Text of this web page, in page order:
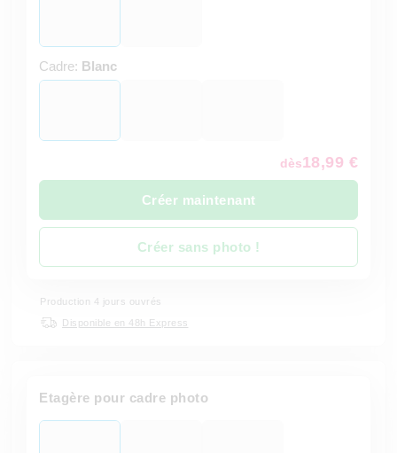
Cadre: Blanc
dès18,99 €
Créer maintenant
Créer sans photo !
Production 4 jours ouvrés
Disponible en 48h Express
Etagère pour cadre photo